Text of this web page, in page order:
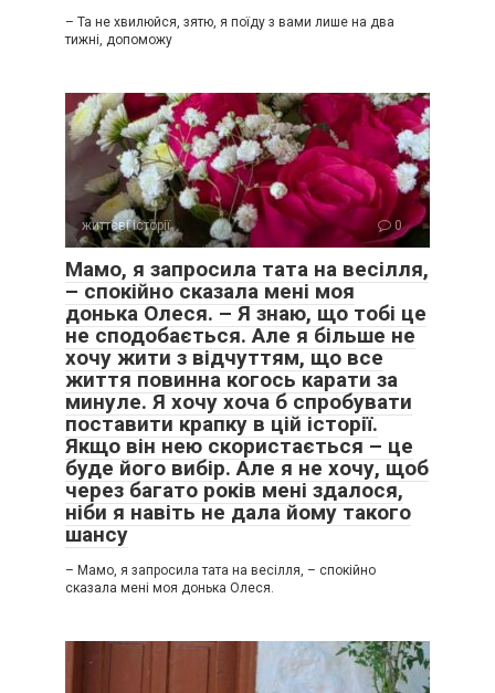
– Та не хвилюйся, зятю, я поїду з вами лише на два
тижні, допоможу
життєві історії 0
Мамо, я запросила тата на весілля,
– спокійно сказала мені моя
донька Олеся. – Я знаю, що тобі це
не сподобається. Але я більше не
хочу жити з відчуттям, що все
життя повинна когось карати за
минуле. Я хочу хоча б спробувати
поставити крапку в цій історії.
Якщо він нею скористається – це
буде його вибір. Але я не хочу, щоб
через багато років мені здалося,
ніби я навіть не дала йому такого
шансу
– Мамо, я запросила тата на весілля, – спокійно
сказала мені моя донька Олеся.